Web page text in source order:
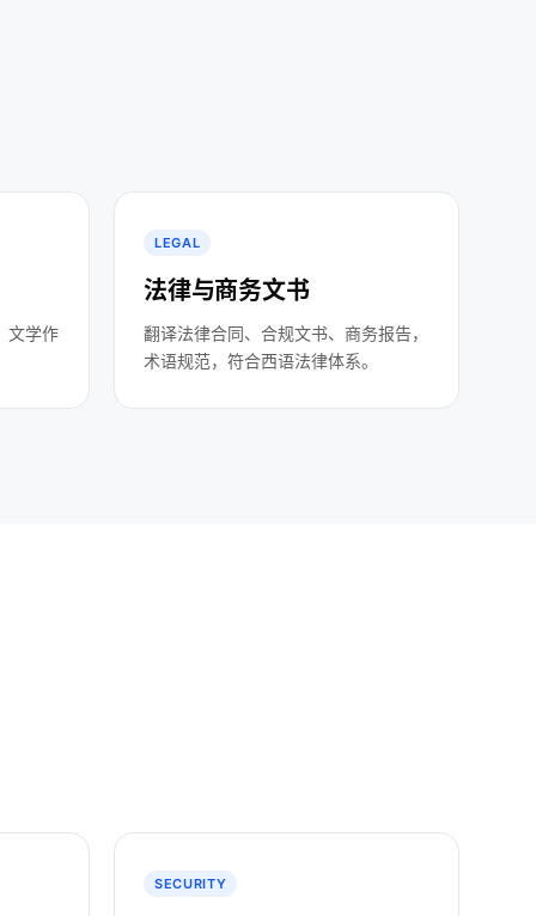
文学作
LEGAL
法律与商务文书
翻译法律合同、合规文书、商务报告，
术语规范，符合西语法律体系。
SECURITY